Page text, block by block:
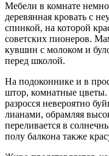
Мебели в комнате
деревянная кровать с
спинкой, на которой
советских пионеров.
кувшин с молоком и
перед школой.
На подоконнике и в
штор, комнатные
разросся невероятно
лианами, обрамляя
переливается в
полу балкона также